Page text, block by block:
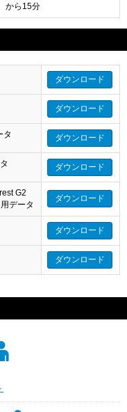
から15分
ダウンロード
ダウンロード
タ ダウンロード
ダウンロード
G2
データ
ダウンロード
ダウンロード
ダウンロード